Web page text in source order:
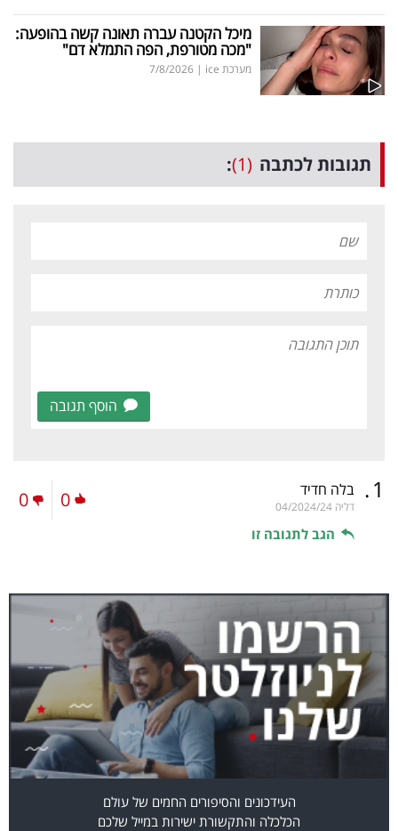
מיכל הקטנה עברה תאונה קשה בהופעה:
"מכה מטורפת, הפה התמלא דם"
מערכת ice |
7/8/2026
תגובות לכתבה (1)
:
הוסף תגובה
1
. בלה חדיד
דליה 04/2024/24
הגב לתגובה זו
0
0
העידכונים והסיפורים החמים של עולם
הכלכלה והתקשורת ישירות במייל שלכם